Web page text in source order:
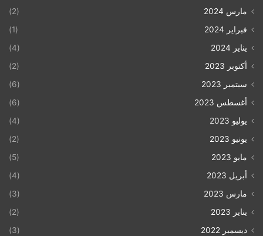
مارس 2024
(2)
فبراير 2024
(1)
يناير 2024
(4)
أكتوبر 2023
(2)
سبتمبر 2023
(6)
أغسطس 2023
(6)
يوليو 2023
(4)
يونيو 2023
(2)
مايو 2023
(5)
أبريل 2023
(4)
مارس 2023
(3)
يناير 2023
(2)
ديسمبر 2022
(3)